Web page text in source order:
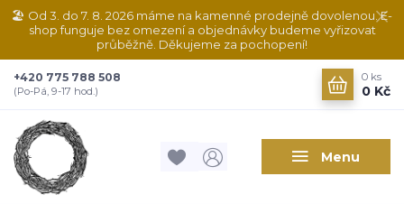
🏖️ Od 3. do 7. 8. 2026 máme na kamenné prodejně dovolenou. E-
shop funguje bez omezení a objednávky budeme vyřizovat
průběžně. Děkujeme za pochopení!
Menu
+420 775 788 508
(Po-Pá, 9-17 hod.)
0 ks
0 Kč